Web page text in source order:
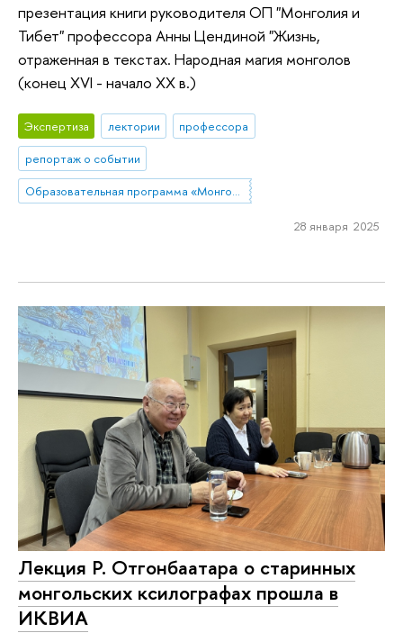
презентация книги руководителя ОП "Монголия и
Тибет" профессора Анны Цендиной "Жизнь,
отраженная в текстах. Народная магия монголов
(конец XVI - начало ХХ в.)
Экспертиза лектории
профессора
репортаж о событии
Образовательная программа «Монголия и Тибет»
28 января 2025
Лекция Р. Отгонбаатара о старинных
монгольских ксилографах прошла в
ИКВИА